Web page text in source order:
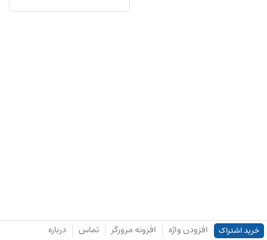
خرید اشتراک افزودن واژه افزونه مرورگر تماس درباره